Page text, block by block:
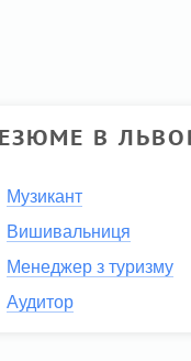
В
Музикант
Вишивальниця
Менеджер з туризму
Аудитор